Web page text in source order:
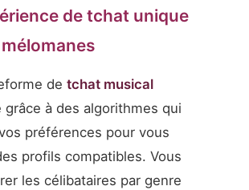
de tchat unique
de tchat musical
à des algorithmes qui
préférences pour vous
profils compatibles. Vous
les célibataires par genre